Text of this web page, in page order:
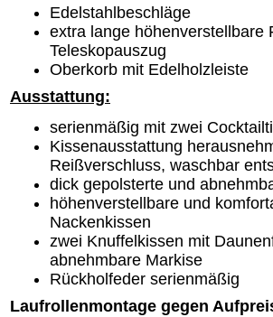
Edelstahlbeschläge
extra lange höhenverstellbare
Teleskopauszug
Oberkorb mit Edelholzleiste
Ausstattung:
serienmäßig mit zwei
Kissenausstattung
Reißverschluss, waschbar
dick gepolsterte und
höhenverstellbare und
Nackenkissen
zwei Knuffelkissen mit
abnehmbare Markise
Rückholfeder serienmäßig
Laufrollenmontage gegen